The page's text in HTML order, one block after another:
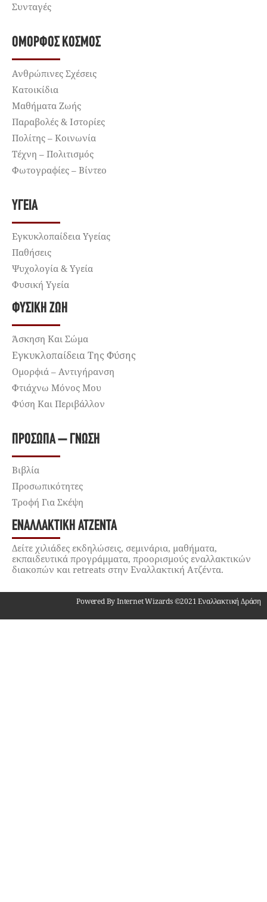
Συνταγές
ΌΜΟΡΦΟΣ ΚΌΣΜΟΣ
Ανθρώπινες Σχέσεις
Κατοικίδια
Μαθήματα Ζωής
Παραβολές & Ιστορίες
Πολίτης – Κοινωνία
Τέχνη – Πολιτισμός
Φωτογραφίες – Βίντεο
ΥΓΕΊΑ
Εγκυκλοπαίδεια Υγείας
Παθήσεις
Ψυχολογία & Υγεία
Φυσική Υγεία
ΦΥΣΙΚΉ ΖΩΉ
Άσκηση Και Σώμα
Εγκυκλοπαίδεια Της Φύσης
Ομορφιά – Αντιγήρανση
Φτιάχνω Μόνος Μου
Φύση Και Περιβάλλον
ΠΡΌΣΩΠΑ – ΓΝΏΣΗ
Βιβλία
Προσωπικότητες
Τροφή Για Σκέψη
ΕΝΑΛΛΑΚΤΙΚΉ ΑΤΖΈΝΤΑ
Δείτε χιλιάδες εκδηλώσεις, σεμινάρια, μαθήματα,
εκπαιδευτικά προγράμματα, προορισμούς εναλλακτικών
διακοπών και retreats στην Εναλλακτική Ατζέντα.
Powered By Internet Wizards ©2021 Εναλλακτική Δράση